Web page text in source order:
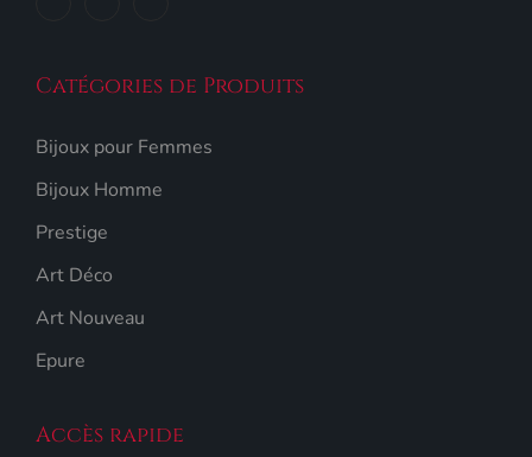
Catégories de Produits
Bijoux pour Femmes
Bijoux Homme
Prestige
Art Déco
Art Nouveau
Epure
Accès rapide